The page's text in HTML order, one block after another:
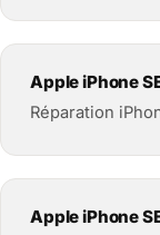
Apple iPhone
Réparation
Apple iPhone